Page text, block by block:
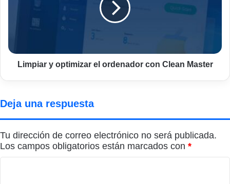
ordenador
Limpiar y optimizar el ordenador con Clean Master
Deja una respuesta
Tu dirección de correo electrónico no será publicada.
Los campos obligatorios están marcados con *